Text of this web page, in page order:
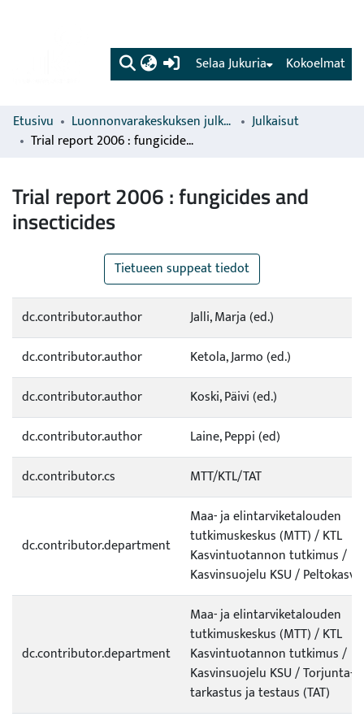
(current) Kokoelmat
Selaa Jukuria
Etusivu Luonnonvarakeskuksen julkaisut
Julkaisut
Trial report 2006 : fungicides and insecticides
Trial report 2006 : fungicides and
insecticides
Tietueen suppeat tiedot
dc.contributor.author
Jalli, Marja (ed.)
dc.contributor.author
Ketola, Jarmo (ed.)
dc.contributor.author
Koski, Päivi (ed.)
dc.contributor.author
Laine, Peppi (ed)
dc.contributor.cs
MTT/KTL/TAT
dc.contributor.department
Maa- ja elintarviketalouden
tutkimuskeskus (MTT) / KTL
Kasvintuotannon tutkimus /
Kasvinsuojelu KSU /
dc.contributor.department
Maa- ja elintarviketalouden
tutkimuskeskus (MTT) / KTL
Kasvintuotannon tutkimus /
Kasvinsuojelu KSU / Torjunta-
tarkastus ja testaus (TAT)